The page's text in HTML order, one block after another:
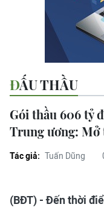
ĐẤU THẦU
Gói thầu 606 tỷ
Trung ương: Mở
Tác giả: Tuấn Dũng
(BĐT) - Đến thời